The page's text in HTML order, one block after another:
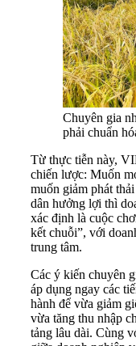
Chuyên gia
phải chuẩn
Từ thực tiễn này,
chiến lược: Muốn
muốn giảm phát
dân hưởng lợi thì
xác định là cuộc
kết chuỗi”, với
trung tâm.
Các ý kiến chuyên
áp dụng ngay các
hành để vừa giảm
vừa tăng thu nhập
tảng lâu dài. Cùng